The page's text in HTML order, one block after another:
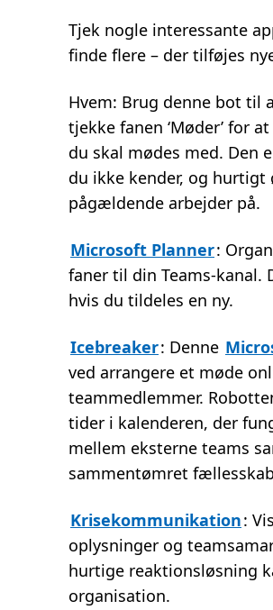
Tjek nogle interessante
finde flere – der tilføjes
Hvem: Brug denne bot til
tjekke fanen ‘Møder’ for
du skal mødes med. Den
du ikke kender, og hurtigt
pågældende arbejder på.
Microsoft Planner:
faner til din Teams-kanal.
hvis du tildeles en ny.
Icebreaker: Denne
ved arrangere et møde
teammedlemmer.
tider i kalenderen, der
mellem eksterne teams
sammentømret
Krisekommunikation:
oplysninger og
hurtige reaktionsløsning
organisation.